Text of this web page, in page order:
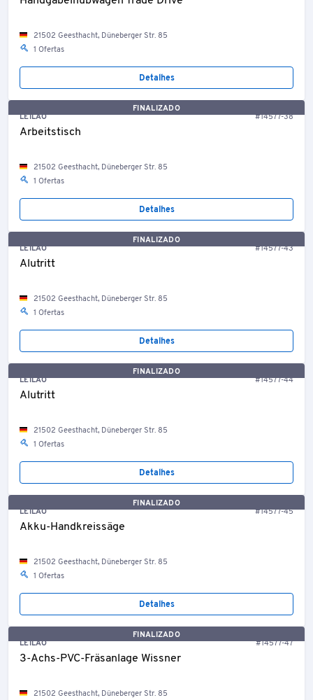
21502 Geesthacht, Düneberger Str. 85
1 Ofertas
Detalhes
FINALIZADO
LEILÃO
#14577-38
Arbeitstisch
21502 Geesthacht, Düneberger Str. 85
1 Ofertas
Detalhes
FINALIZADO
LEILÃO
#14577-43
Alutritt
21502 Geesthacht, Düneberger Str. 85
1 Ofertas
Detalhes
FINALIZADO
LEILÃO
#14577-44
Alutritt
21502 Geesthacht, Düneberger Str. 85
1 Ofertas
Detalhes
FINALIZADO
LEILÃO
#14577-45
Akku-Handkreissäge
21502 Geesthacht, Düneberger Str. 85
1 Ofertas
Detalhes
FINALIZADO
LEILÃO
#14577-47
3-Achs-PVC-Fräsanlage Wissner
21502 Geesthacht, Düneberger Str. 85